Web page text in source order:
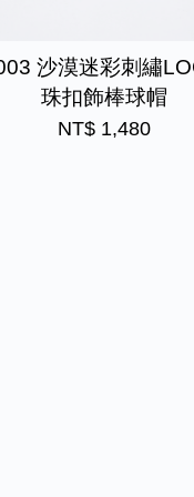
沙漠迷彩刺繡
珠扣飾棒球帽
NT$ 1,480